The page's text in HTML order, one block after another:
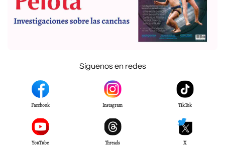
Síguenos en redes
Facebook Instagram TikTok
YouTube Threads X